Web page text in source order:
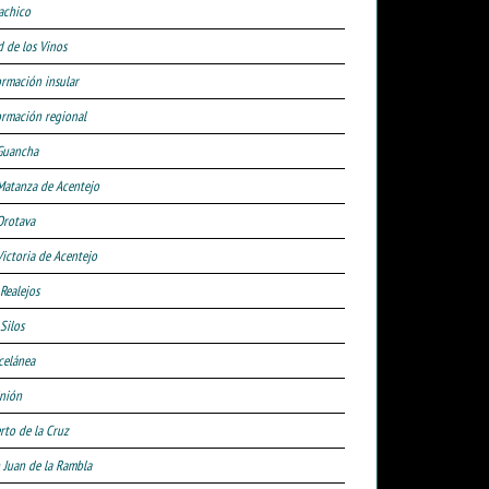
de los Vinos
insular
regional
de Acentejo
de Acentejo
de la Cruz
Juan de la Rambla